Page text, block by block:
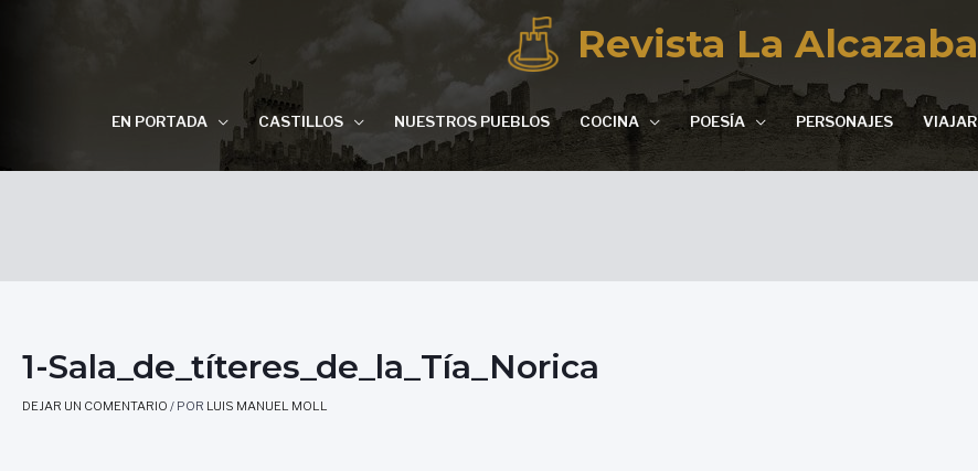
Revista La Alcazaba
EN PORTADA CASTILLOS NUESTROS PUEBLOS COCINA POESÍA PERSONAJES VIAJAR
1-Sala_de_títeres_de_la_Tía_Norica
DEJAR UN COMENTARIO / POR LUIS MANUEL MOLL